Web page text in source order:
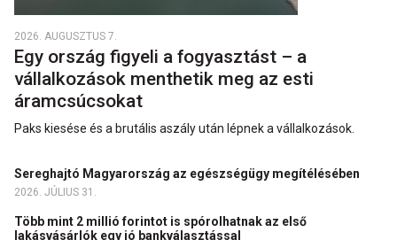
2026. AUGUSZTUS 7.
Egy ország figyeli a fogyasztást – a
vállalkozások menthetik meg az esti
áramcsúcsokat
Paks kiesése és a brutális aszály után lépnek a vállalkozások.
Sereghajtó Magyarország az egészségügy megítélésében
2026. JÚLIUS 31.
Több mint 2 millió forintot is spórolhatnak az első
lakásvásárlók egy jó bankválasztással